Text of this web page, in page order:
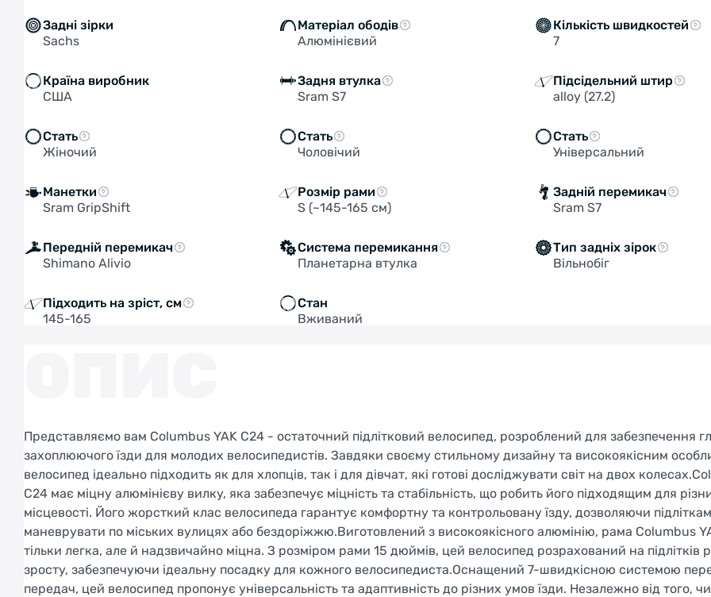
Задні зірки
Sachs
Матеріал ободів
Алюмінієвий
Кількість швидкостей
7
Країна виробник
США
Задня втулка
Sram S7
Підсідельний штир
alloy (27.2)
Стать
Жіночий
Стать
Чоловічий
Стать
Універсальний
Манетки
Sram GripShift
Розмір рами
S (~145-165 см)
Задній перемикач
Sram S7
Передній перемикач
Shimano Alivio
Система перемикання
Планетарна втулка
Тип задніх зірок
Вільнобіг
Підходить на зріст, см
145-165
Стан
Вживаний
Представляємо вам Columbus YAK C24 - остаточний підлітковий велосипед, розроблений для забезпечення
захоплюючого їзди для молодих велосипедистів. Завдяки своєму стильному дизайну та високоякісним
велосипед ідеально підходить як для хлопців, так і для дівчат, які готові досліджувати світ на двох
C24 має міцну алюмінієву вилку, яка забезпечує міцність та стабільність, що робить його підходящим для
місцевості. Його жорсткий клас велосипеда гарантує комфортну та контрольовану їзду, дозволяючи
маневрувати по міських вулицях або бездоріжжю.Виготовлений з високоякісного алюмінію, рама Columbus
тільки легка, але й надзвичайно міцна. З розміром рами 15 дюймів, цей велосипед розрахований на підлітків
зросту, забезпечуючи ідеальну посадку для кожного велосипедиста.Оснащений 7-швидкісною системою
передач, цей велосипед пропонує універсальність та адаптивність до різних умов їзди. Незалежно від того,